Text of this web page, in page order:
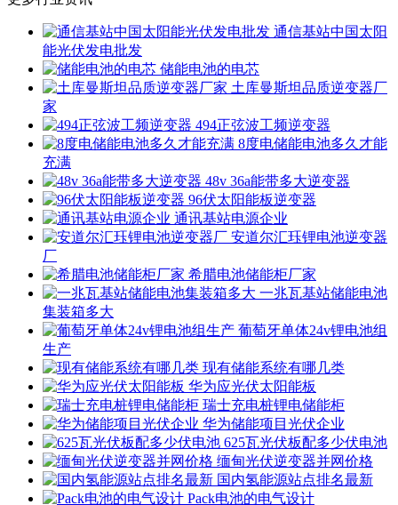
通信基站中国太阳
能光伏发电批发
储能电池的电芯
土库曼斯坦品质逆变器厂
家
494正弦波工频逆变器
8度电储能电池多久才能
充满
48v 36a能带多大逆变器
96伏太阳能板逆变器
通讯基站电源企业
安道尔汇珏锂电池逆变器
厂
希腊电池储能柜厂家
一兆瓦基站储能电池
集装箱多大
葡萄牙单体24v锂电池组
生产
现有储能系统有哪几类
华为应光伏太阳能板
瑞士充电桩锂电储能柜
华为储能项目光伏企业
625瓦光伏板配多少伏电池
缅甸光伏逆变器并网价格
国内氢能源站点排名最新
Pack电池的电气设计